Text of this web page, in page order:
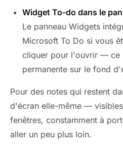
Widget To-do dans le
Le panneau Widgets
Microsoft To Do si vous
cliquer pour l'ouvrir — ce
permanente sur le fond
Pour des notes qui restent
d'écran elle-même —
fenêtres, constamment à
aller un peu plus loin.